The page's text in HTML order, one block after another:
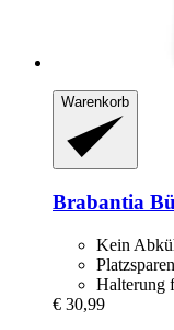
Warenkorb
Brabantia
Kein
Halterung
€ 30,99